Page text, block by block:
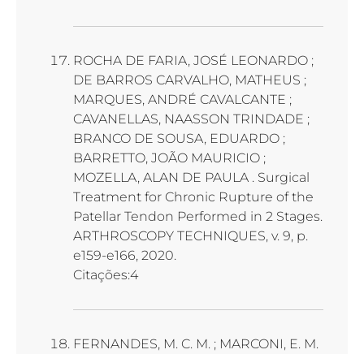
ROCHA DE FARIA, JOSÉ LEONARDO ;
DE BARROS CARVALHO, MATHEUS ;
MARQUES, ANDRÉ CAVALCANTE ;
CAVANELLAS, NAASSON TRINDADE ;
BRANCO DE SOUSA, EDUARDO ;
BARRETTO, JOÃO MAURICIO ;
MOZELLA, ALAN DE PAULA . Surgical
Treatment for Chronic Rupture of the
Patellar Tendon Performed in 2 Stages.
ARTHROSCOPY TECHNIQUES, v. 9, p.
e159-e166, 2020.
Citações:4
FERNANDES, M. C. M. ; MARCONI, E. M.